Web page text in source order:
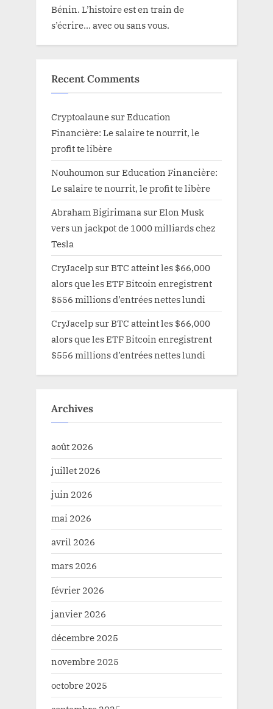
Bénin. L’histoire est en train de
s’écrire… avec ou sans vous.
Recent Comments
Cryptoalaune surEducation
Financière: Le salaire te nourrit, le
profit te libère
Nouhoumon surEducation Financière:
Le salaire te nourrit, le profit te libère
Abraham Bigirimana surElon Musk
vers un jackpot de 1000 milliards chez
Tesla
CryJacelp surBTC atteint les $66,000
alors que les ETF Bitcoin enregistrent
$556 millions d’entrées nettes lundi
CryJacelp surBTC atteint les $66,000
alors que les ETF Bitcoin enregistrent
$556 millions d’entrées nettes lundi
Archives
août 2026
juillet 2026
juin 2026
mai 2026
avril 2026
mars 2026
février 2026
janvier 2026
décembre 2025
novembre 2025
octobre 2025